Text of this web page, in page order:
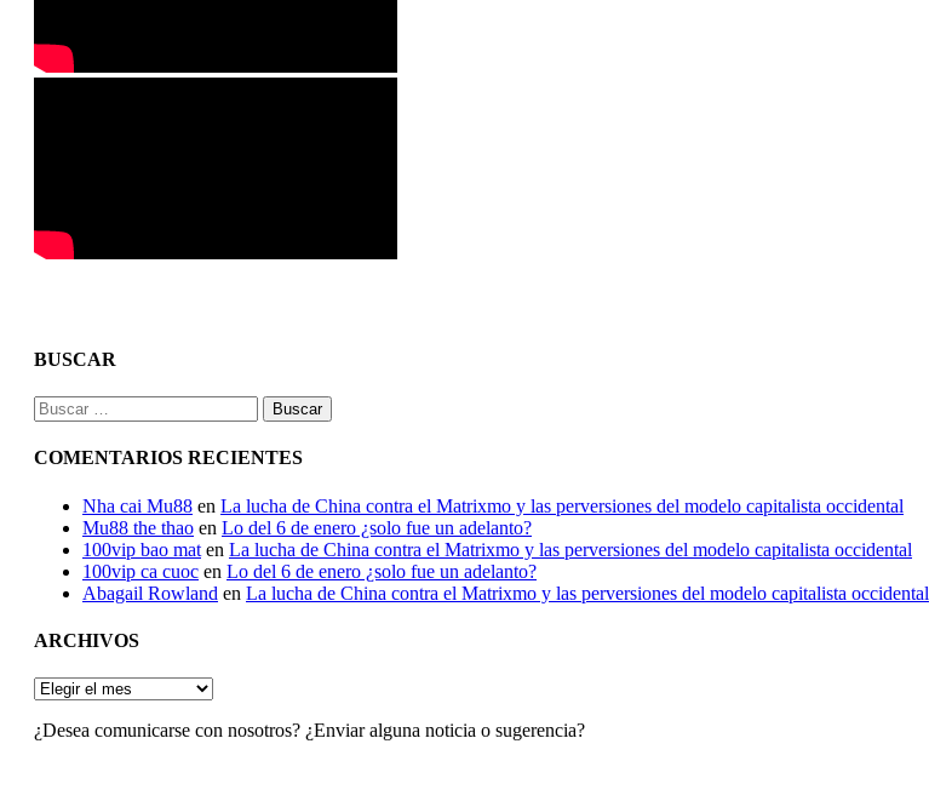
BUSCAR
Buscar:
COMENTARIOS RECIENTES
Nha cai Mu88 en La lucha de China contra el Matrixmo y las perversiones del modelo capitalista occidental
Mu88 the thao en Lo del 6 de enero ¿solo fue un adelanto?
100vip bao mat en La lucha de China contra el Matrixmo y las perversiones del modelo capitalista occidental
100vip ca cuoc en Lo del 6 de enero ¿solo fue un adelanto?
Abagail Rowland en La lucha de China contra el Matrixmo y las perversiones del modelo capitalista occidental
ARCHIVOS
ARCHIVOS
¿Desea comunicarse con nosotros? ¿Enviar alguna noticia o sugerencia?